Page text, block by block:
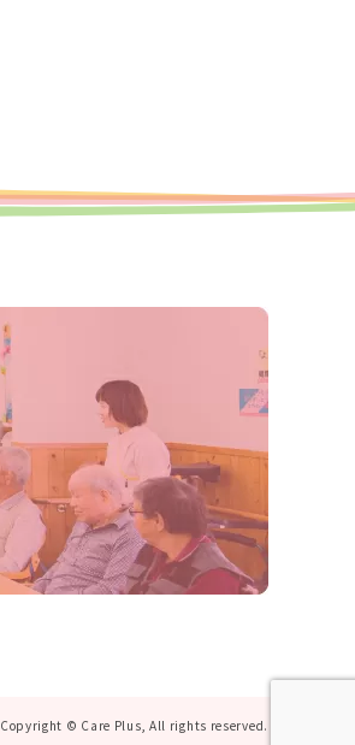
Copyright © Care Plus, All rights reserved.